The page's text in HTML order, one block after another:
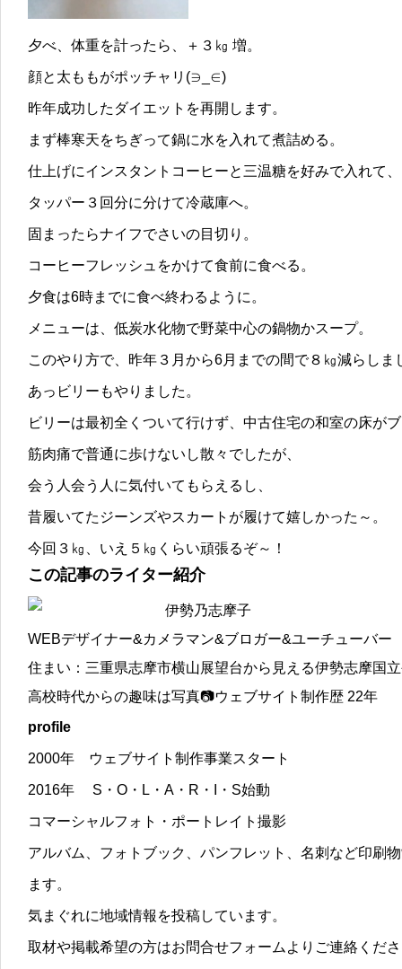
夕べ、体重を計ったら、＋３㎏ 増。
顔と太ももがポッチャリ(∋_∈)
昨年成功したダイエットを再開します。
まず棒寒天をちぎって鍋に水を入れて煮詰める。
仕上げにインスタントコーヒーと三温糖を好みで入れて、
タッパー３回分に分けて冷蔵庫へ。
固まったらナイフでさいの目切り。
コーヒーフレッシュをかけて食前に食べる。
夕食は6時までに食べ終わるように。
メニューは、低炭水化物で野菜中心の鍋物かスープ。
このやり方で、昨年３月から6月までの間で８㎏減らしま
あっビリーもやりました。
ビリーは最初全くついて行けず、中古住宅の和室の床が
筋肉痛で普通に歩けないし散々でしたが、
会う人会う人に気付いてもらえるし、
昔履いてたジーンズやスカートが履けて嬉しかった～。
今回３㎏、いえ５㎏くらい頑張るぞ～！
この記事のライター紹介
伊勢乃志摩子
WEBデザイナー&カメラマン&ブロガー&ユーチューバー
住まい：三重県志摩市横山展望台から見える伊勢志摩国
高校時代からの趣味は写真📷ウェブサイト制作歴 22年
profile
2000年 ウェブサイト制作事業スタート
2016年 S・O・L・A・R・I・S始動
コマーシャルフォト・ポートレイト撮影
アルバム、フォトブック、パンフレット、名刺など印刷
ます。
気まぐれに地域情報を投稿しています。
取材や掲載希望の方はお問合せフォームよりご連絡くだ